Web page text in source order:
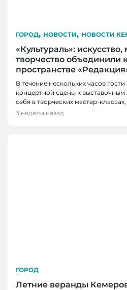
ГОРОД, НОВОСТИ, НОВОСТИ
«Культураль»:
творчество объединили
пространстве
В течение нескольких часов
концертной сцены к
себя в творческих мастер-
3 недели назад
ГОРОД
Летние веранды